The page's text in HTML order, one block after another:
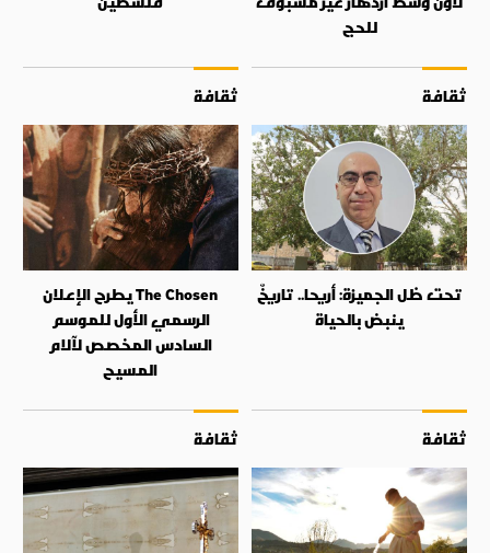
للحج
ثقافة
تحت ظل الجميزة: أريحا.. تاريخٌ
ينبض بالحياة
ثقافة
The Chosen يطرح الإعلان
الرسمي الأول للموسم
السادس المخصص لآلام
المسيح
ثقافة ثقافة